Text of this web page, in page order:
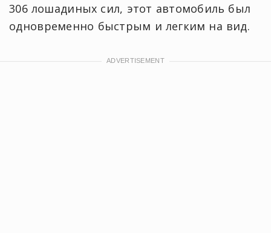
306 лошадиных сил, этот автомобиль был
одновременно быстрым и легким на вид.